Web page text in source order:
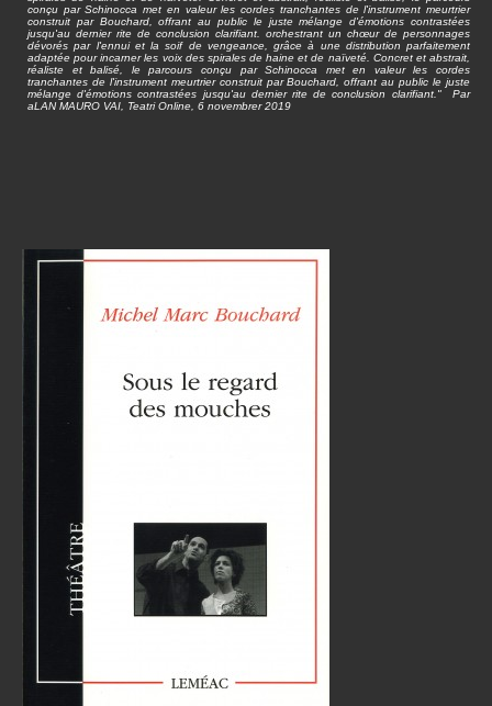
conçu par Schinocca met en valeur les cordes tranchantes de l'instrument meurtrier
construit par Bouchard, offrant au public le juste mélange d'émotions contrastées
jusqu'au dernier rite de conclusion clarifiant. orchestrant un chœur de personnages
dévorés par l'ennui et la soif de vengeance, grâce à une distribution parfaitement
adaptée pour incarner les voix des spirales de haine et de naïveté. Concret et abstrait,
réaliste et balisé, le parcours conçu par Schinocca met en valeur les cordes
tranchantes de l'instrument meurtrier construit par Bouchard, offrant au public le juste
mélange d'émotions contrastées jusqu'au dernier rite de conclusion clarifiant." Par
aLAN MAURO VAI, Teatri Online, 6 novembrer 2019